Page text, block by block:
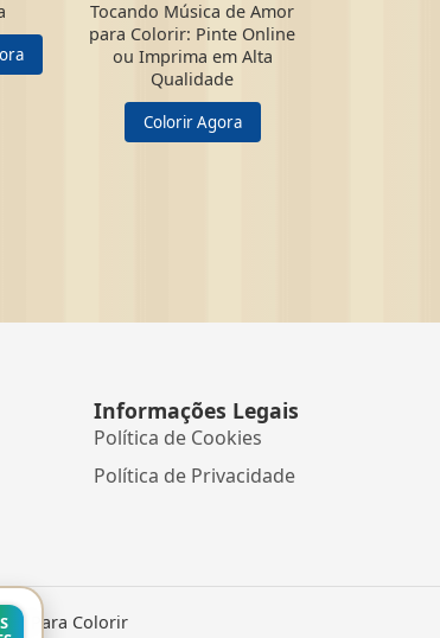
Tocando Música de Amor
para Colorir: Pinte Online
ou Imprima em Alta
Qualidade
Colorir Agora
Informações Legais
Política de Cookies
Política de Privacidade
Para Colorir